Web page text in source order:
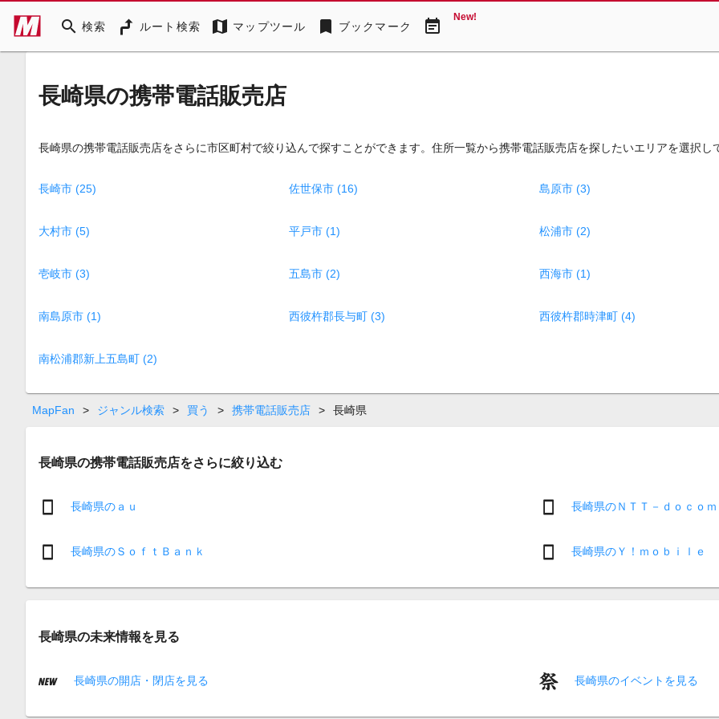
search 検索 ルート検索 map マップツール bookmark ブックマーク event_note New!
長崎県の携帯電話販売店
長崎県の携帯電話販売店をさらに市区町村で絞り込んで探すことができます。住所一覧から携帯電話販売店を探したいエリアを選択し
長崎市 (25) 佐世保市 (16) 島原市 (3)
大村市 (5) 平戸市 (1) 松浦市 (2)
壱岐市 (3) 五島市 (2) 西海市 (1)
南島原市 (1) 西彼杵郡長与町 (3) 西彼杵郡時津町 (4)
南松浦郡新上五島町 (2)
MapFan > ジャンル検索 > 買う > 携帯電話販売店 > 長崎県
長崎県の携帯電話販売店をさらに絞り込む
長崎県のａｕ 長崎県のＮＴＴ－ｄｏｃｏ
長崎県のＳｏｆｔＢａｎｋ 長崎県のＹ！ｍｏｂｉｌｅ
長崎県の未来情報を見る
長崎県の開店・閉店を見る 長崎県のイベントを見る